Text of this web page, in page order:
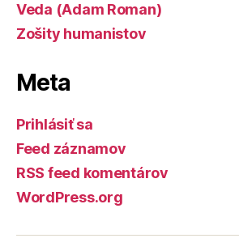
Veda (Adam Roman)
Zošity humanistov
Meta
Prihlásiť sa
Feed záznamov
RSS feed komentárov
WordPress.org